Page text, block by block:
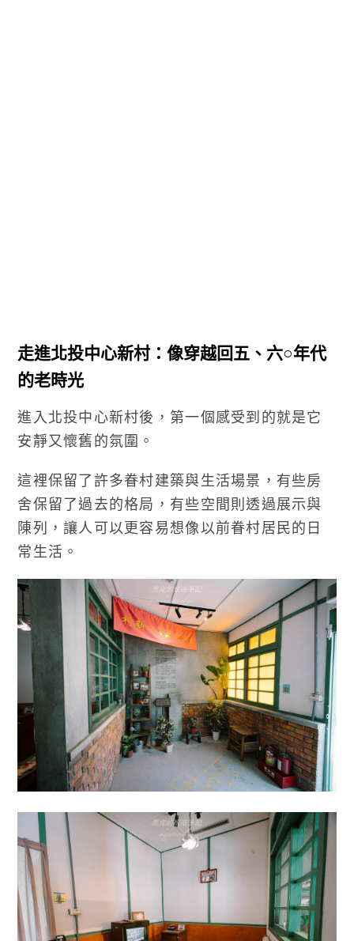
走進北投中心新村：像穿越回五、六○年代
的老時光
進入北投中心新村後，第一個感受到的就是它
安靜又懷舊的氛圍。
這裡保留了許多眷村建築與生活場景，有些房
舍保留了過去的格局，有些空間則透過展示與
陳列，讓人可以更容易想像以前眷村居民的日
常生活。